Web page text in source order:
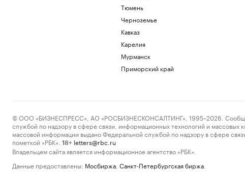
Тюмень
Черноземье
Кавказ
Карелия
Мурманск
Приморский край
© ООО «БИЗНЕСПРЕСС», АО «РОСБИЗНЕСКОНСАЛТИНГ», 1995–2026.
службой по надзору в сфере связи, информационных технологий и
массовой информации выдано Федеральной службой по надзору в сфере
пометкой «РБК».
18+ letters@rbc.ru
Владельцем сайта является информационное агентство «РБК».
Данные предоставлены: Мосбиржа Санкт-Петербургская биржа